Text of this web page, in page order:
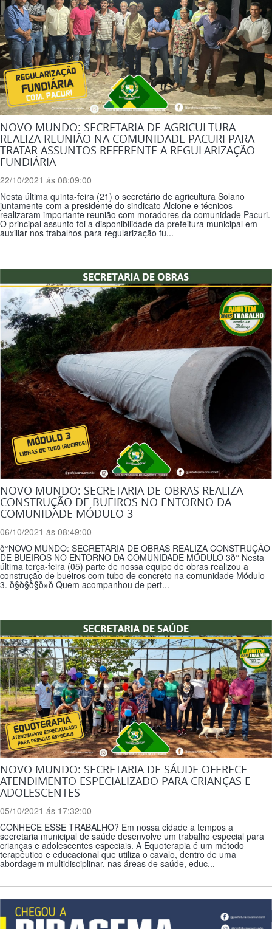
NOVO MUNDO: SECRETARIA DE AGRICULTURA
REALIZA REUNIÃO NA COMUNIDADE PACURI PARA
TRATAR ASSUNTOS REFERENTE A REGULARIZAÇÃO
FUNDIÁRIA
22/10/2021 ás 08:09:00
Nesta última quinta-feira (21) o secretário de agricultura Solano
juntamente com a presidente do sindicato Alcione e técnicos
realizaram importante reunião com moradores da comunidade Pacuri.
O principal assunto foi a disponibilidade da prefeitura municipal em
auxiliar nos trabalhos para regularização fu...
NOVO MUNDO: SECRETARIA DE OBRAS REALIZA
CONSTRUÇÃO DE BUEIROS NO ENTORNO DA
COMUNIDADE MÓDULO 3
06/10/2021 ás 08:49:00
ð°NOVO MUNDO: SECRETARIA DE OBRAS REALIZA CONSTRUÇÃO
DE BUEIROS NO ENTORNO DA COMUNIDADE MÓDULO 3ð° Nesta
última terça-feira (05) parte de nossa equipe de obras realizou a
construção de bueiros com tubo de concreto na comunidade Módulo
3. ð§ð§ð§ð»ð Quem acompanhou de pert...
NOVO MUNDO: SECRETARIA DE SÁUDE OFERECE
ATENDIMENTO ESPECIALIZADO PARA CRIANÇAS E
ADOLESCENTES
05/10/2021 ás 17:32:00
CONHECE ESSE TRABALHO? Em nossa cidade a tempos a
secretaria municipal de saúde desenvolve um trabalho especial para
crianças e adolescentes especiais. A Equoterapia é um método
terapêutico e educacional que utiliza o cavalo, dentro de uma
abordagem multidisciplinar, nas áreas de saúde, educ...